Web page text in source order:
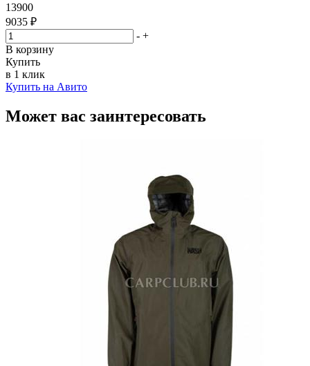
13900
9035 ₽
- +
В корзину
Купить
в 1 клик
Купить на Авито
Может вас заинтересовать